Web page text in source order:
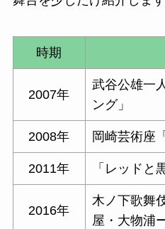
時期
2007年
武谷公雄一
ング」
2008年 岡崎芸術座
2011年 「レッドと
2016年
木ノ下歌舞
屋・大物浦ー